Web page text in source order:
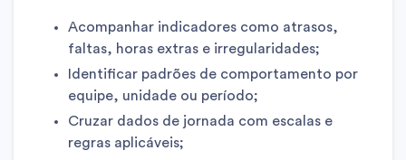
Acompanhar indicadores como atrasos,
faltas, horas extras e irregularidades;
Identificar padrões de comportamento por
equipe, unidade ou período;
Cruzar dados de jornada com escalas e
regras aplicáveis;